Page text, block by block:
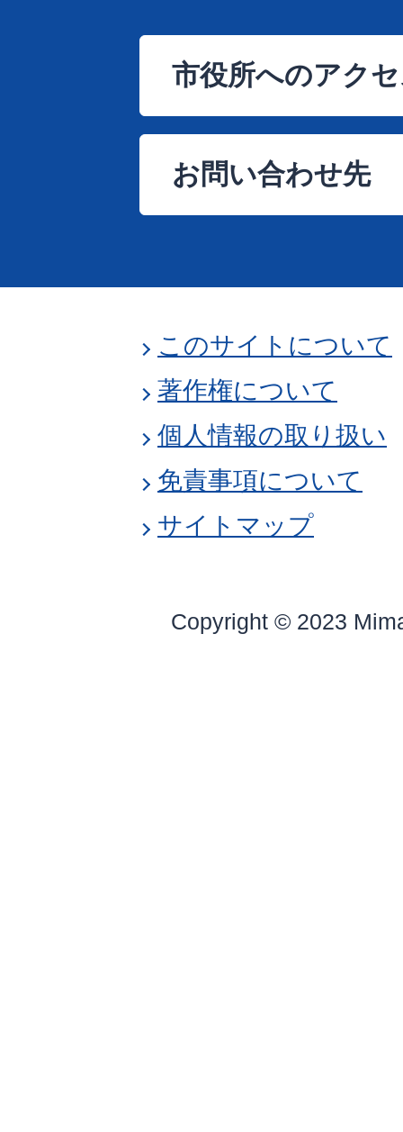
市役所へのアク
お問い合わせ先
このサイトについて
著作権について
個人情報の取り扱い
免責事項について
サイトマップ
Copyright © 2023